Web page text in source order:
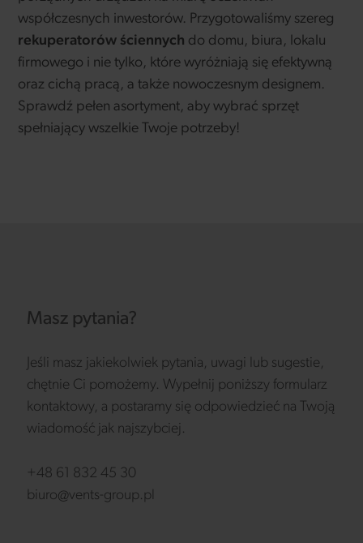
współczesnych inwestorów. Przygotowaliśmy szereg
rekuperatorów ściennych do domu, biura, lokalu
firmowego i nie tylko, które wyróżniają się efektywną
oraz cichą pracą, a także nowoczesnym designem.
Sprawdź pełen asortyment, aby wybrać sprzęt
spełniający wszelkie Twoje potrzeby!
Masz pytania?
Jeśli masz jakiekolwiek pytania, uwagi lub sugestie,
chętnie Ci pomożemy. Wypełnij poniższy formularz
kontaktowy, a postaramy się odpowiedzieć na Twoją
wiadomość jak najszybciej.
+48 61 832 45 30
biuro@vents-group.pl